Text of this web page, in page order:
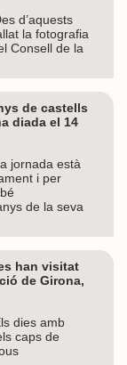
d’aquests
la fotografia
Consell de la
de castells
diada el 14
jornada està
i per
de la seva
han visitat
de Girona,
dies amb
caps de